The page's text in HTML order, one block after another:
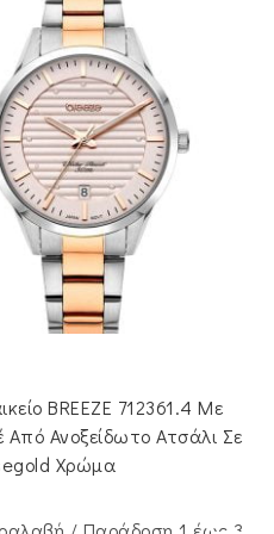
BREEZE 712361.4 Με
Ανοξείδωτο Ατσάλι Σε
Χρώμα